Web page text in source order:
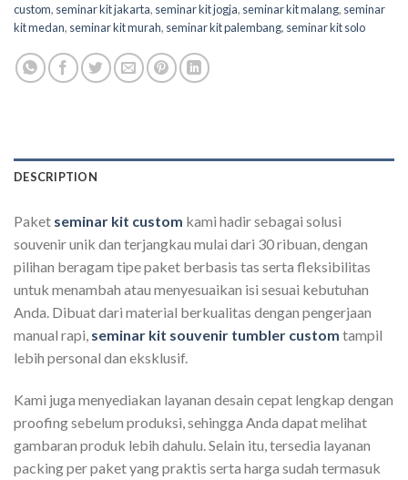
custom, seminar kit jakarta, seminar kit jogja, seminar kit malang, seminar
kit medan, seminar kit murah, seminar kit palembang, seminar kit solo
DESCRIPTION
Paket seminar kit custom kami hadir sebagai solusi
souvenir unik dan terjangkau mulai dari 30 ribuan, dengan
pilihan beragam tipe paket berbasis tas serta fleksibilitas
untuk menambah atau menyesuaikan isi sesuai kebutuhan
Anda. Dibuat dari material berkualitas dengan pengerjaan
manual rapi, seminar kit souvenir tumbler custom tampil
lebih personal dan eksklusif.
Kami juga menyediakan layanan desain cepat lengkap dengan
proofing sebelum produksi, sehingga Anda dapat melihat
gambaran produk lebih dahulu. Selain itu, tersedia layanan
packing per paket yang praktis serta harga sudah termasuk